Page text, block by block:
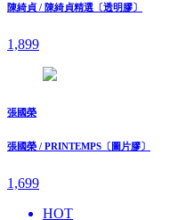
陳綺貞 / 陳綺貞精選〔透明膠〕
1,899
張國榮
張國榮 / PRINTEMPS〔圖片膠〕
1,699
HOT